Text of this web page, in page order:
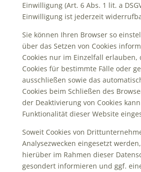
Einwilligung (Art. 6 Abs. 1 lit. a
Einwilligung ist jederzeit
Sie können Ihren Browser so
über das Setzen von Cookies
Cookies nur im Einzelfall erlauben,
Cookies für bestimmte Fälle oder
ausschließen sowie das
Cookies beim Schließen des
der Deaktivierung von Cookies
Funktionalität dieser Website
Soweit Cookies von
Analysezwecken eingesetzt
hierüber im Rahmen dieser
gesondert informieren und ggf.